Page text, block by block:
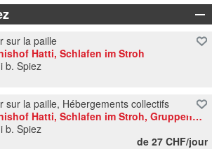
sur la paille
Hatti, Schlafen im Stroh
b. Spiez
sur la paille, Hébergements collectifs
Erlebnishof Hatti, Schlafen im Stroh, Gruppenunterkunft
b. Spiez
de 27 CHF/jour